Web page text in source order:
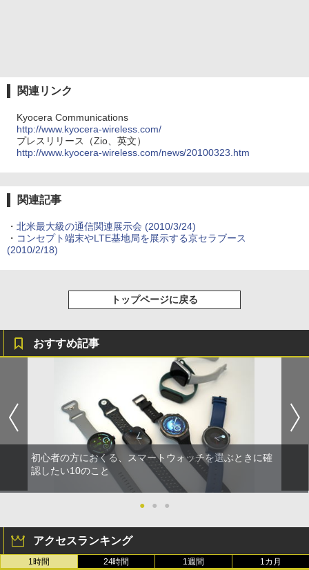
関連リンク
Kyocera Communications
http://www.kyocera-wireless.com/
プレスリリース（Zio、英文）
http://www.kyocera-wireless.com/news/20100323.htm
関連記事
・ 北米最大級の通信関連展示会 (2010/3/24)
・ コンセプト端末やLTE基地局を展示する京セラブース
(2010/2/18)
トップページに戻る
おすすめ記事
初心者の方におくる、スマートウォッチを選ぶときに確
認したい10のこと
● ● ●
アクセスランキング
1時間 24時間 1週間 1カ月